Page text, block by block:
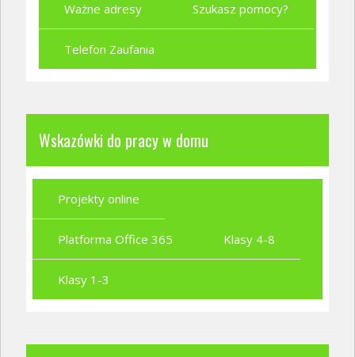
Ważne adresy Szukasz pomocy?
Telefon Zaufania
Wskazówki do pracy w domu
Projekty online
Platforma Office 365 Klasy 4-8
Klasy 1-3